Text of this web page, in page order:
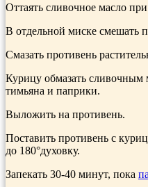
Оттаять сливочное масло
В отдельной миске сме­шать
Смазать противень
Курицу обмазать
тимьяна и паприки.
Выложить на противень.
Поставить противень с
до 180°духовку.
Запекать 30-40 минут, пока